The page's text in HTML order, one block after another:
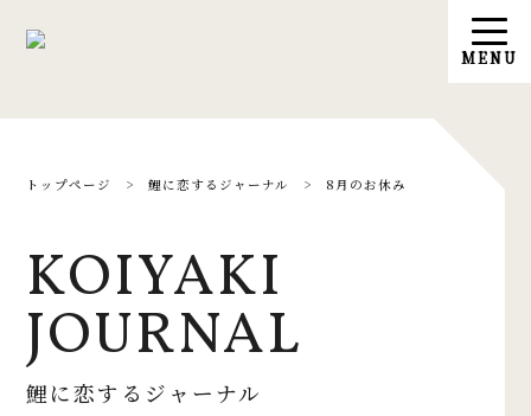
トップページ >鯉に恋するジャーナル > 8月のお休み
KOIYAKI
JOURNAL
鯉に恋するジャーナル